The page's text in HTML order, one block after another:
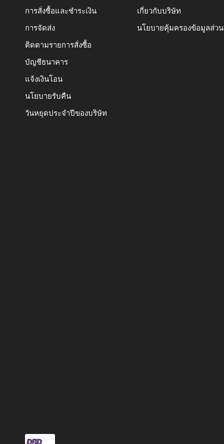
การสั่งซื้อและชำระเงิน
การจัดส่ง
ติดตามรายการสั่งซื้อ
บัญชีธนาคาร
แจ้งเงินโอน
นโยบายรับคืน
วันหยุดประจำปีของบริษัท
เกี่ยวกับบริษัท
นโยบายคุ้มครองข้อมูลส่ว